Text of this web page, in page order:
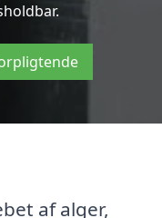
af alger,